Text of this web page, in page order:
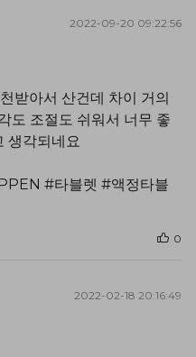
2022-09-20 09:22:56
받아서 산건데 차이 거의
도 조절도 쉬워서 너무 좋
생각되네요
#타블렛 #액정타블
0
2022-02-18 20:16:49